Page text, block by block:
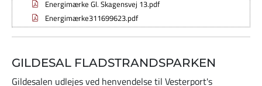
Energimærke Gl. Skagensvej 13.pdf
Energimærke311699623.pdf
GILDESAL FLADSTRANDSPARKEN
Gildesalen udlejes ved henvendelse til Vesterport's